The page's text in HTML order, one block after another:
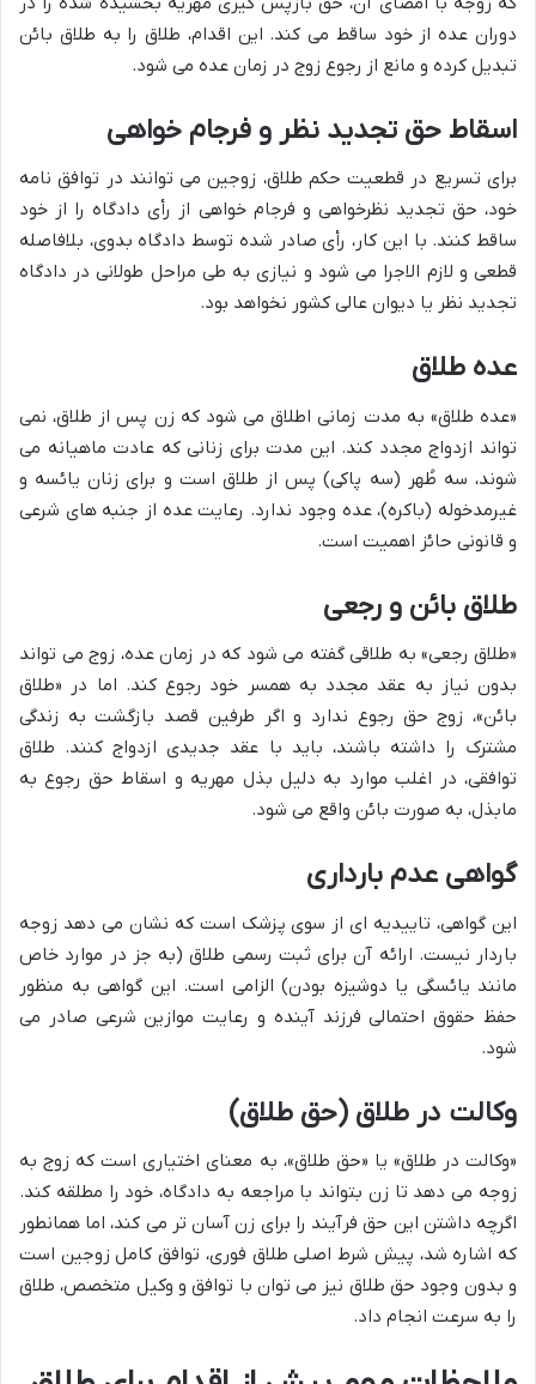
دوران عده از خود ساقط می کند. این اقدام، طلاق را به طلاق بائن
تبدیل کرده و مانع از رجوع زوج در زمان عده می شود.
اسقاط حق تجدید نظر و فرجام خواهی
برای تسریع در قطعیت حکم طلاق، زوجین می توانند در توافق نامه
خود، حق تجدید نظرخواهی و فرجام خواهی از رأی دادگاه را از خود
ساقط کنند. با این کار، رأی صادر شده توسط دادگاه بدوی، بلافاصله
قطعی و لازم الاجرا می شود و نیازی به طی مراحل طولانی در دادگاه
تجدید نظر یا دیوان عالی کشور نخواهد بود.
عده طلاق
«عده طلاق» به مدت زمانی اطلاق می شود که زن پس از طلاق، نمی
تواند ازدواج مجدد کند. این مدت برای زنانی که عادت ماهیانه می
شوند، سه طُهر (سه پاکی) پس از طلاق است و برای زنان یائسه و
غیرمدخوله (باکره)، عده وجود ندارد. رعایت عده از جنبه های شرعی
و قانونی حائز اهمیت است.
طلاق بائن و رجعی
«طلاق رجعی» به طلاقی گفته می شود که در زمان عده، زوج می تواند
بدون نیاز به عقد مجدد به همسر خود رجوع کند. اما در «طلاق
بائن»، زوج حق رجوع ندارد و اگر طرفین قصد بازگشت به زندگی
مشترک را داشته باشند، باید با عقد جدیدی ازدواج کنند. طلاق
توافقی، در اغلب موارد به دلیل بذل مهریه و اسقاط حق رجوع به
مابذل، به صورت بائن واقع می شود.
گواهی عدم بارداری
این گواهی، تاییدیه ای از سوی پزشک است که نشان می دهد زوجه
باردار نیست. ارائه آن برای ثبت رسمی طلاق (به جز در موارد خاص
مانند یائسگی یا دوشیزه بودن) الزامی است. این گواهی به منظور
حفظ حقوق احتمالی فرزند آینده و رعایت موازین شرعی صادر می
شود.
وکالت در طلاق (حق طلاق)
«وکالت در طلاق» یا «حق طلاق»، به معنای اختیاری است که زوج به
زوجه می دهد تا زن بتواند با مراجعه به دادگاه، خود را مطلقه کند.
اگرچه داشتن این حق فرآیند را برای زن آسان تر می کند، اما همانطور
که اشاره شد، پیش شرط اصلی طلاق فوری، توافق کامل زوجین است
و بدون وجود حق طلاق نیز می توان با توافق و وکیل متخصص، طلاق
را به سرعت انجام داد.